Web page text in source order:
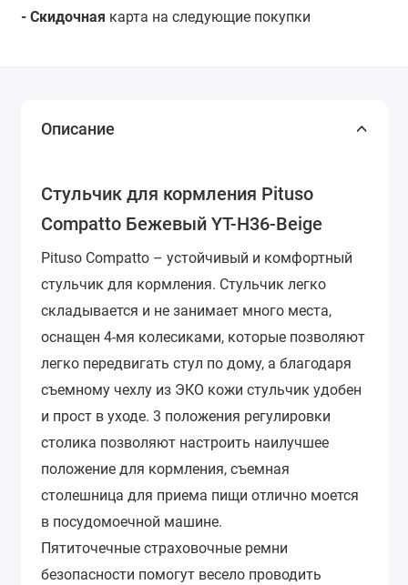
- Скидочная карта на следующие покупки
Описание
Стульчик для кормления Pituso
Compatto Бежевый YT-H36-Beige
Pituso Compatto – устойчивый и комфортный
стульчик для кормления. Стульчик легко
складывается и не занимает много места,
оснащен 4-мя колесиками, которые позволяют
легко передвигать стул по дому, а благодаря
съемному чехлу из ЭКО кожи стульчик удобен
и прост в уходе. 3 положения регулировки
столика позволяют настроить наилучшее
положение для кормления, съемная
столешница для приема пищи отлично моется
в посудомоечной машине.
Пятиточечные страховочные ремни
безопасности помогут весело проводить